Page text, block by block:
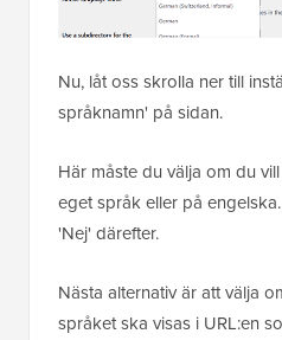
Nu, låt oss skrolla ner till
språknamn' på sidan.
Här måste du välja om du
eget språk eller på
'Nej' därefter.
Nästa alternativ är att välja
språket ska visas i URL:en